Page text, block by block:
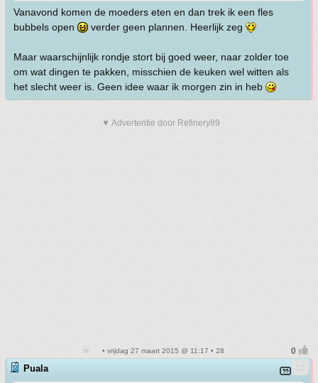
Vanavond komen de moeders eten en dan trek ik een fles
bubbels open
verder geen plannen. Heerlijk zeg
Maar waarschijnlijk rondje stort bij goed weer, naar zolder toe
om wat dingen te pakken, misschien de keuken wel witten als
het slecht weer is. Geen idee waar ik morgen zin in heb
▼ Advertentie door Refinery89
• vrijdag 27 maart 2015 @ 11:17 • 28
Puala